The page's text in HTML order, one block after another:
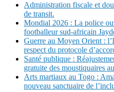
Administration fiscale et
de transit.
Mondial 2026 : La police
footballeur sud-africain
Guerre au Moyen Orient :
respect du protocole
Santé publique :
gratuite des moustiquaires
Arts martiaux au Togo :
nouveau sanctuaire de